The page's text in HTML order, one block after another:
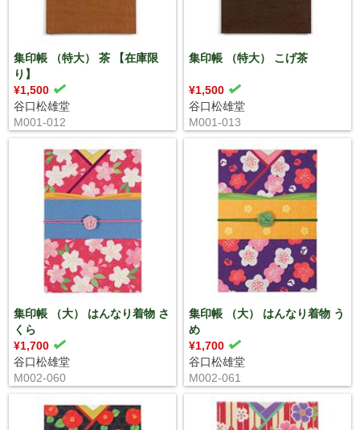
集印帳 （特大） 茶 【在庫限
り】
¥1,500
谷口松雄堂
M001-012
集印帳 （特大） こげ茶
¥1,500
谷口松雄堂
M001-013
集印帳 （大） はんなり着物 さ
くら
¥1,700
谷口松雄堂
M002-060
集印帳 （大） はんなり着物 う
め
¥1,700
谷口松雄堂
M002-061